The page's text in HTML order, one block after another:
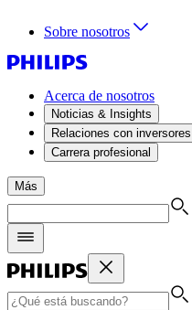
Sobre nosotros
Acerca de nosotros
Noticias & Insights
Relaciones con inversores
Carrera profesional
Más